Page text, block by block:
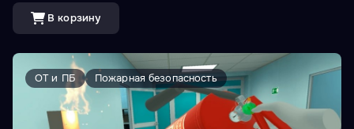
офисные опасности: движение по лестнице,
провода на проходе, тяжелые предметы на шкафах.
Необходимо действовать верно и не использовать
неисправные электроприборы, не перегружать
электророзетки, не захламлять проходы и
пожарные выходы, не вставать на неустойчивые
предметы.<br><br>
В корзину
ОТ и ПБ Пожарная безопасность